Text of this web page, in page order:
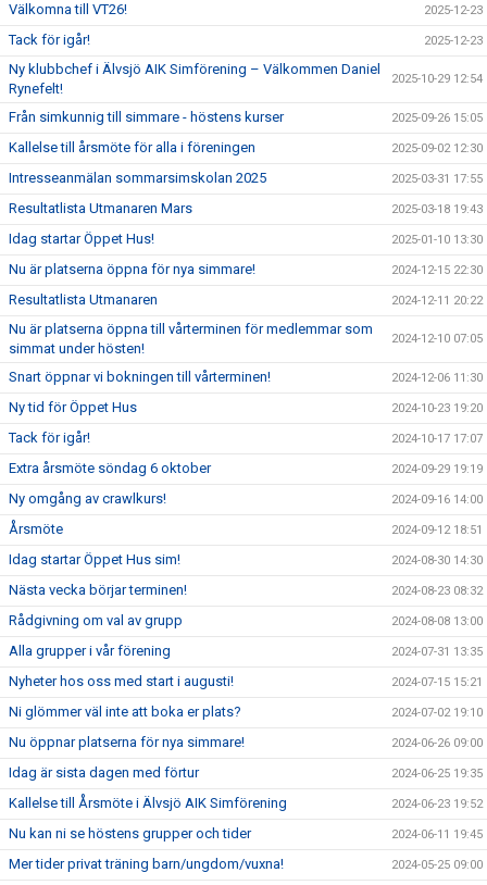
Välkomna till VT26! 2025-12-23
Tack för igår! 2025-12-23
Ny klubbchef i Älvsjö AIK Simförening – Välkommen Daniel
Rynefelt!
2025-10-29 12:54
Från simkunnig till simmare - höstens kurser 2025-09-26 15:05
Kallelse till årsmöte för alla i föreningen 2025-09-02 12:30
Intresseanmälan sommarsimskolan 2025 2025-03-31 17:55
Resultatlista Utmanaren Mars 2025-03-18 19:43
Idag startar Öppet Hus! 2025-01-10 13:30
Nu är platserna öppna för nya simmare! 2024-12-15 22:30
Resultatlista Utmanaren 2024-12-11 20:22
Nu är platserna öppna till vårterminen för medlemmar som
simmat under hösten!
2024-12-10 07:05
Snart öppnar vi bokningen till vårterminen! 2024-12-06 11:30
Ny tid för Öppet Hus 2024-10-23 19:20
Tack för igår! 2024-10-17 17:07
Extra årsmöte söndag 6 oktober 2024-09-29 19:19
Ny omgång av crawlkurs! 2024-09-16 14:00
Årsmöte 2024-09-12 18:51
Idag startar Öppet Hus sim! 2024-08-30 14:30
Nästa vecka börjar terminen! 2024-08-23 08:32
Rådgivning om val av grupp 2024-08-08 13:00
Alla grupper i vår förening 2024-07-31 13:35
Nyheter hos oss med start i augusti! 2024-07-15 15:21
Ni glömmer väl inte att boka er plats? 2024-07-02 19:10
Nu öppnar platserna för nya simmare! 2024-06-26 09:00
Idag är sista dagen med förtur 2024-06-25 19:35
Kallelse till Årsmöte i Älvsjö AIK Simförening 2024-06-23 19:52
Nu kan ni se höstens grupper och tider 2024-06-11 19:45
Mer tider privat träning barn/ungdom/vuxna! 2024-05-25 09:00